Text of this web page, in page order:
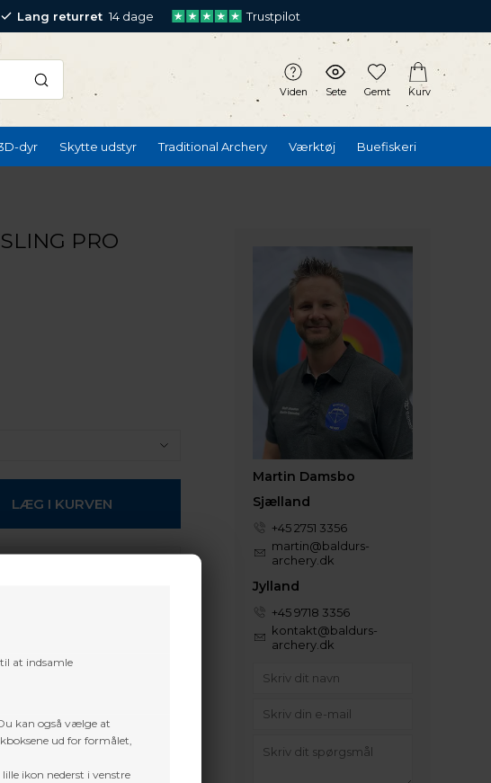
at indsamle
kan også vælge at
ud for formålet,
ikon nederst i venstre
Lang returret 14 dage Trustpilot
Viden Sete Gemt Kurv
dyr Skytte udstyr Traditional Archery Værktøj Buefiskeri
PRO
Martin Damsbo
Sjælland
+45 2751 3356
martin@baldurs-
archery.dk
Jylland
+45 9718 3356
kontakt@baldurs-
archery.dk